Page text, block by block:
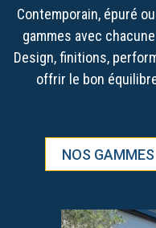
Contemporain, épuré
gammes avec
Design, finitions,
offrir le bon
NOS